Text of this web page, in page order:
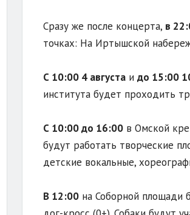
Сразу же после концерта, в
точках: На Иртышской
С 10:00 4 августаи до 15:00
института будет проходить
С 10:00 до 16:00в Омской
будут работать творческие
детские вокальные,
В 12:00на Соборной площади